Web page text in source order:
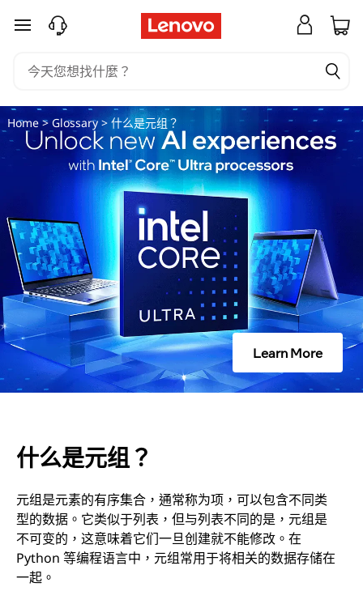
什
同
轴
缆
？
跳至主要內容
Home> Glossary> 什么是元组？
Learn More
什么是元组？
元组是元素的有序集合，通常称为项，可以包含不同类
型的数据。它类似于列表，但与列表不同的是，元组是
不可变的，这意味着它们一旦创建就不能修改。在
Python 等编程语言中，元组常用于将相关的数据存储在
一起。